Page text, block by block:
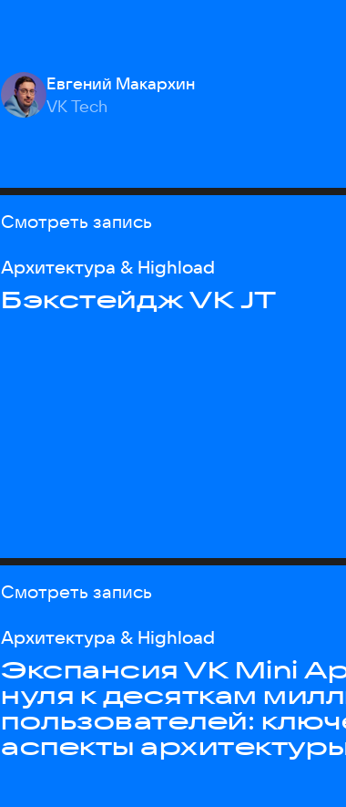
Евгений Макархин
VK Tech
Смотреть запись
Архитектура & Highload
Бэкстейдж VK JT
Смотреть запись
Архитектура & Highload
Экспансия VK Mini
нуля к десяткам
пользователей:
аспекты